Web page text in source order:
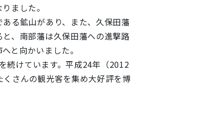
ました。
る鉱山があり、また、久保田藩
、南部藩は久保田藩への進撃路
と向かいました。
続けています。平成24年（2012
さんの観光客を集め大好評を博